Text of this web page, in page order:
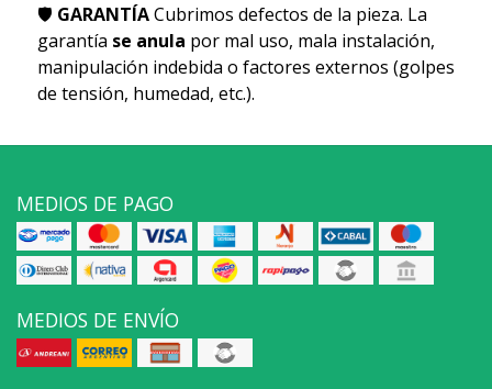
🛡 GARANTÍACubrimos defectos de la pieza. La
garantía se anula por mal uso, mala instalación,
manipulación indebida o factores externos (golpes
de tensión, humedad, etc.).
MEDIOS DE PAGO
MEDIOS DE ENVÍO